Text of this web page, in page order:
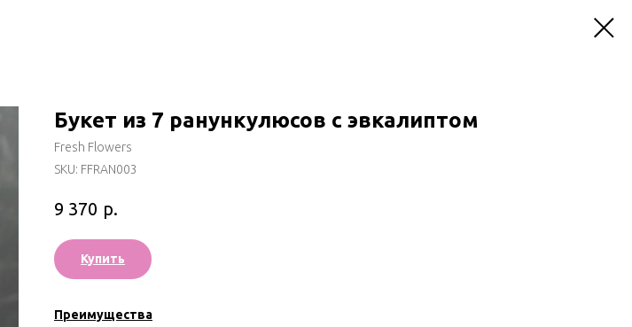
Букет из 7 ранункулюсов с эвкалиптом
Fresh Flowers
SKU: FFRAN003
9 370 р.
Купить
Преимущества